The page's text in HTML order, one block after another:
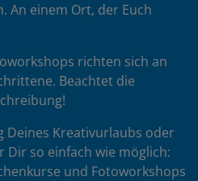
An einem Ort, der Euch
richten sich an
Beachtet die
Deines Kreativurlaubs oder
Dir so einfach wie möglich:
und Fotoworkshops